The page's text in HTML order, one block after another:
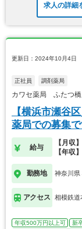
求人の詳細
更新日：2024年10月4日
正社員 調剤薬局
カワセ薬局 ふたつ
【横浜市瀬谷
薬局での募集で
給与
【月収
【年収
勤務地 神奈川県
アクセス 相模鉄道
年収500万円以上可 新